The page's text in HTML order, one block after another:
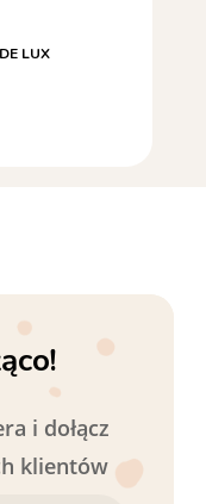
LUX
i dołącz
klientów